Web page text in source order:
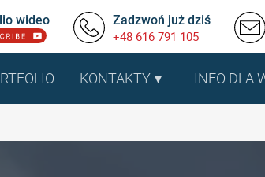
wideo Zadzwoń już dziś
+48 616 791 105
KONTAKTY INFO DLA